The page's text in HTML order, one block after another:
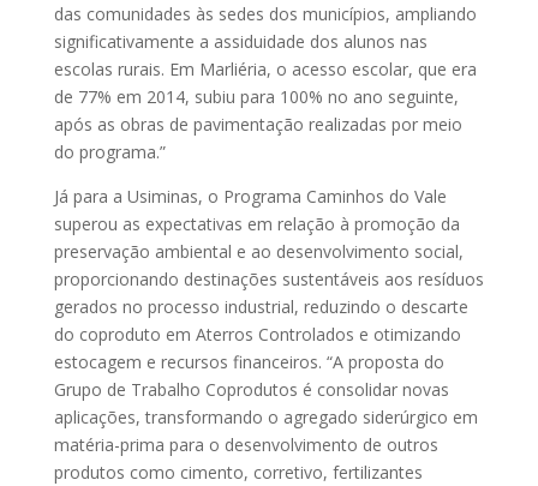
das comunidades às sedes dos municípios, ampliando
significativamente a assiduidade dos alunos nas
escolas rurais. Em Marliéria, o acesso escolar, que era
de 77% em 2014, subiu para 100% no ano seguinte,
após as obras de pavimentação realizadas por meio
do programa.”
Já para a Usiminas, o Programa Caminhos do Vale
superou as expectativas em relação à promoção da
preservação ambiental e ao desenvolvimento social,
proporcionando destinações sustentáveis aos resíduos
gerados no processo industrial, reduzindo o descarte
do coproduto em Aterros Controlados e otimizando
estocagem e recursos financeiros. “A proposta do
Grupo de Trabalho Coprodutos é consolidar novas
aplicações, transformando o agregado siderúrgico em
matéria-prima para o desenvolvimento de outros
produtos como cimento, corretivo, fertilizantes